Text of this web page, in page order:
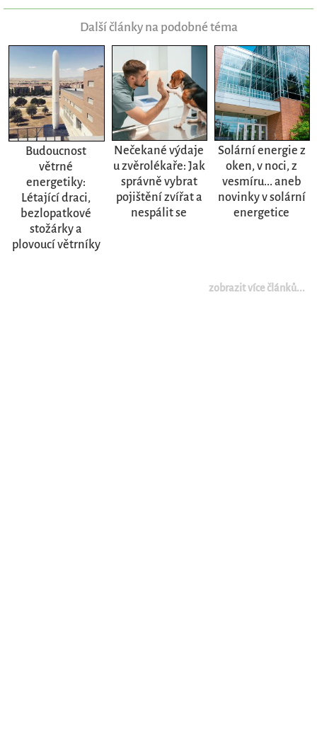
Další články na podobné téma
Budoucnost
větrné
energetiky:
Létající draci,
bezlopatkové
stožárky a
plovoucí větrníky
Nečekané výdaje
u zvěrolékaře: Jak
správně vybrat
pojištění zvířat a
nespálit se
Solární energie z
oken, v noci, z
vesmíru... aneb
novinky v solární
energetice
zobrazit více článků...